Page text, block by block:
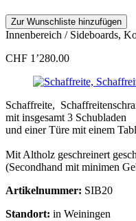
Zur Wunschliste hinzufügen
Innenbereich / Sideboards,
CHF 1’280.00
Schaffreite,
mit insgesamt 3 Schubladen
und einer Türe mit einem
Mit Altholz geschreinert
(Secondhand mit minimen
Artikelnummer: SIB20
Standort: in Weiningen